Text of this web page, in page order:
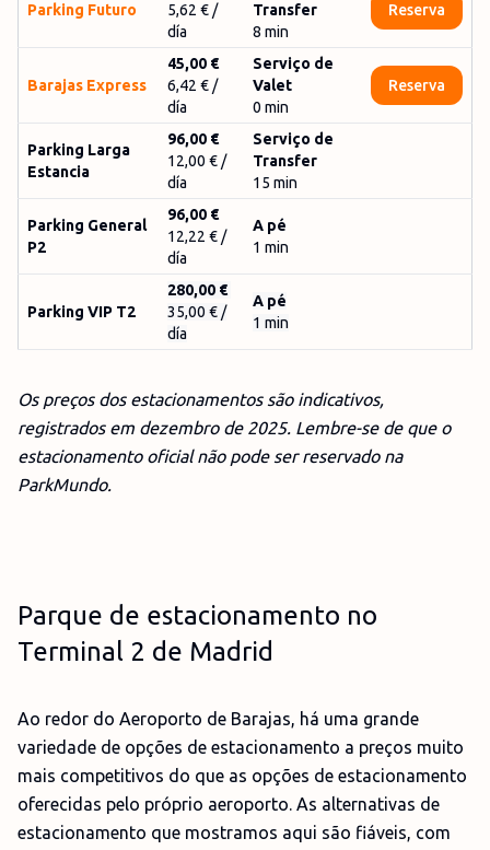
Parking Futuro
5,62 € /
día
Transfer
8 min
Reserva
Barajas Express
45,00 €
6,42 € /
día
Serviço de
Valet
0 min
Reserva
Parking Larga
Estancia
96,00 €
12,00 € /
día
Serviço de
Transfer
15 min
Parking General
P2
96,00 €
12,22 € /
día
A pé
1 min
Parking VIP T2
280,00 €
35,00 € /
día
A pé
1 min
Os preços dos estacionamentos são indicativos,
registrados em dezembro de 2025. Lembre-se de que o
estacionamento oficial não pode ser reservado na
ParkMundo.
Parque de estacionamento no
Terminal 2 de Madrid
Ao redor do Aeroporto de Barajas, há uma grande
variedade de opções de estacionamento a preços muito
mais competitivos do que as opções de estacionamento
oferecidas pelo próprio aeroporto. As alternativas de
estacionamento que mostramos aqui são fiáveis, com